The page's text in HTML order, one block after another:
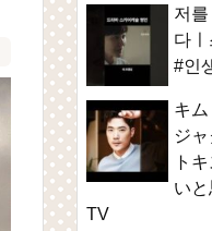
저
다
#인
キ
ジ
ト
い
TV